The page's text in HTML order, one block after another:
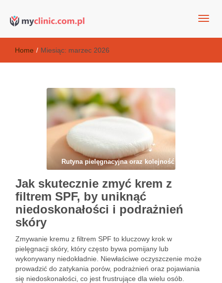
Kosmetyki antyoksydacyjne
Home / Miesiąc: marzec 2026
Rutyna pielęgnacyjna oraz kolejność
Jak skutecznie zmyć krem z
filtrem SPF, by uniknąć
niedoskonałości i podrażnień
skóry
Zmywanie kremu z filtrem SPF to kluczowy krok w
pielęgnacji skóry, który często bywa pomijany lub
wykonywany niedokładnie. Niewłaściwe oczyszczenie może
prowadzić do zatykania porów, podrażnień oraz pojawiania
się niedoskonałości, co jest frustrujące dla wielu osób.